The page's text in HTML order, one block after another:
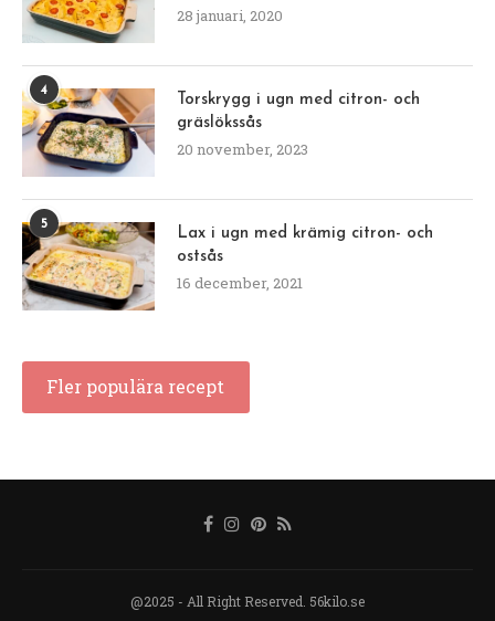
28 januari, 2020
4
Torskrygg i ugn med citron- och
gräslökssås
20 november, 2023
5
Lax i ugn med krämig citron- och
ostsås
16 december, 2021
Fler populära recept
@2025 - All Right Reserved. 56kilo.se